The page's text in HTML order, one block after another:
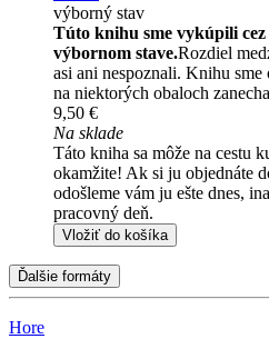
výborný stav
Túto knihu sme vykúpili cez
výbornom stave.Rozdiel
asi ani nespoznali. Knihu
na niektorých obaloch
9,50 €
Na sklade
Táto kniha sa môže na cestu
okamžite! Ak si ju objednáte
odošleme vám ju ešte dnes,
pracovný deň.
Vložiť do košíka
Ďalšie formáty
Hore